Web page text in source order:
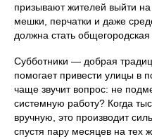
призывают жителей выйти
мешки, перчатки и даже
должна стать
Субботники — добрая
помогает привести улицы в
чаще звучит вопрос: не
системную работу? Когда
вручную, это производит
спустя пару месяцев на тех